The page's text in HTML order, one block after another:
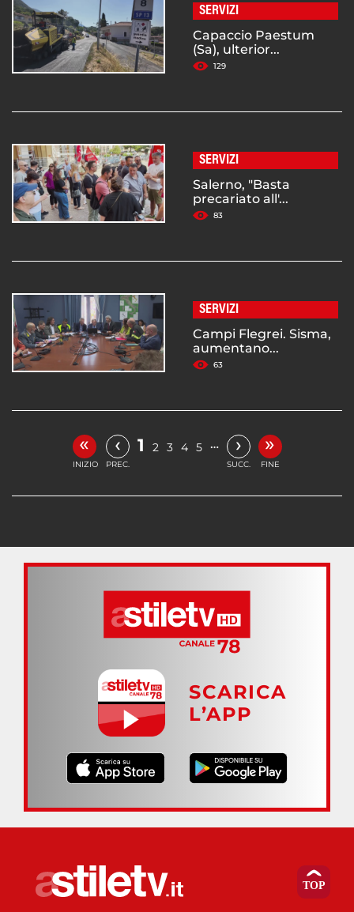
SERVIZI
Capaccio Paestum
(Sa), ulterior...
129
SERVIZI
Salerno, "Basta
precariato all'...
83
SERVIZI
Campi Flegrei. Sisma,
aumentano...
63
«
INIZIO
‹
PREC.
1 2 3 4 5 … ›
SUCC.
»
FINE
SCARICA
L’APP